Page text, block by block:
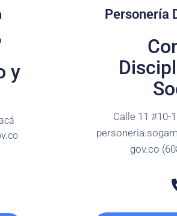
y
Personería
Calle 11 #10-
gov.co